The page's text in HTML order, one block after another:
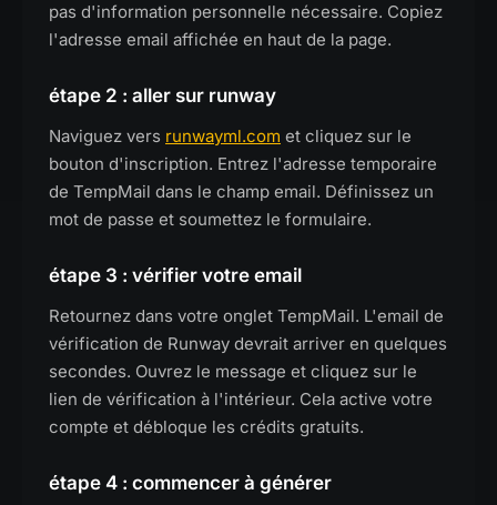
pas d'information personnelle nécessaire. Copiez
l'adresse email affichée en haut de la page.
étape 2 : aller sur runway
Naviguez vers runwayml.com et cliquez sur le
bouton d'inscription. Entrez l'adresse temporaire
de TempMail dans le champ email. Définissez un
mot de passe et soumettez le formulaire.
étape 3 : vérifier votre email
Retournez dans votre onglet TempMail. L'email de
vérification de Runway devrait arriver en quelques
secondes. Ouvrez le message et cliquez sur le
lien de vérification à l'intérieur. Cela active votre
compte et débloque les crédits gratuits.
étape 4 : commencer à générer